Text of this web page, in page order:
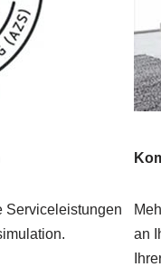
Serviceleistungen
an